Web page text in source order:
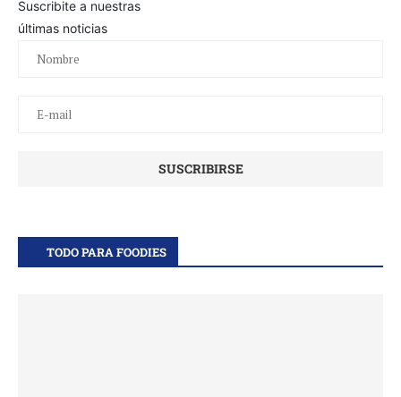
Suscribite a nuestras
últimas noticias
TODO PARA FOODIES